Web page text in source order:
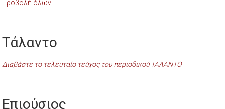
Προβολή όλων
Τάλαντο
Διαβάστε το τελευταίο τεύχος του περιοδικού ΤΑΛΑΝΤΟ
Επιούσιος